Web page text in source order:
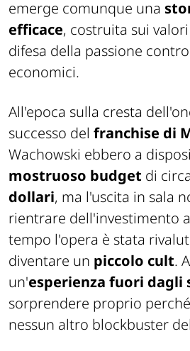
emerge comunque una
efficace, costruita sui
difesa della passione
economici.
All'epoca sulla cresta
successo del franchise di
Wachowski ebbero a
mostruoso budget di circa
dollari, ma l'uscita in sala
rientrare dell'investimento
tempo l'opera è stata
diventare un piccolo cult.
un'esperienza fuori dagli
sorprendere proprio
nessun altro blockbuster